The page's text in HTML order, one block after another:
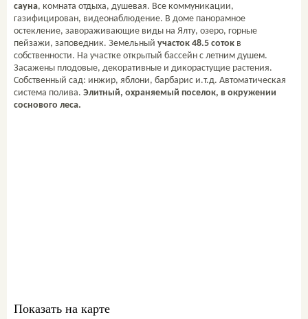
сауна, комната отдыха, душевая. Все коммуникации,
газифицирован, видеонаблюдение. В доме панорамное
остекление, завораживающие виды на Ялту, озеро, горные
пейзажи, заповедник. Земельный участок 48.5 соток в
собственности. На участке открытый бассейн с летним душем.
Засажены плодовые, декоративные и дикорастущие растения.
Собственный сад: инжир, яблони, барбарис и.т.д. Автоматическая
система полива. Элитный, охраняемый поселок, в окружении
соснового леса.
Показать на карте